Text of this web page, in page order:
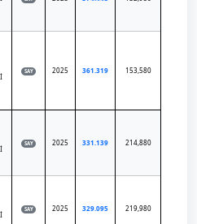
SAY 2025 361.319 153,580
SAY 2025 331.139 214,880
SAY 2025 329.095 219,980